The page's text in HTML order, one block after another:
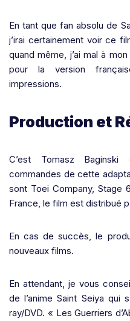
En tant que fan absolu de
j’irai certainement voir ce
quand même, j’ai mal à
pour la version
impressions.
Production et
C’est Tomasz
commandes de cette
sont Toei Company, Stage
France, le film est distribué
En cas de succès, le
nouveaux films.
En attendant, je vous
de l’anime Saint Seiya qui
ray/DVD. « Les Guerriers